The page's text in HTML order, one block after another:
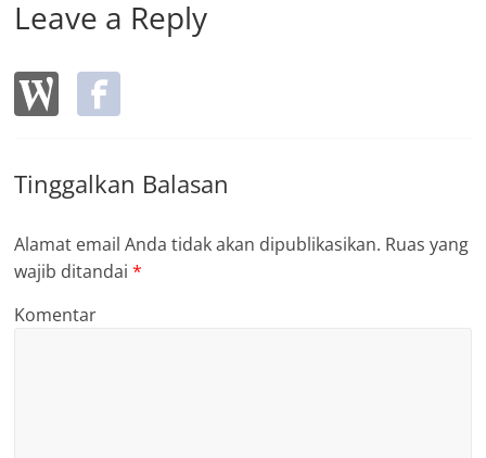
Leave a Reply
Tinggalkan Balasan
Alamat email Anda tidak akan dipublikasikan. Ruas yang
wajib ditandai*
Komentar